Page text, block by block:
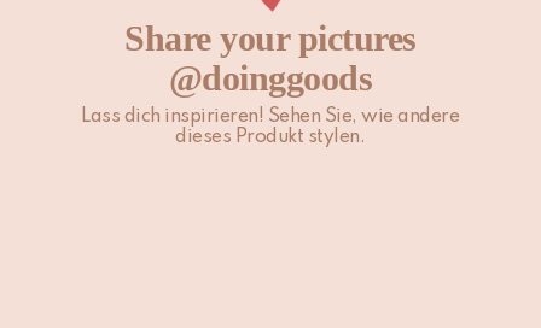
Share your pictures
@doinggoods
Lass dich inspirieren! Sehen Sie, wie andere
dieses Produkt stylen.